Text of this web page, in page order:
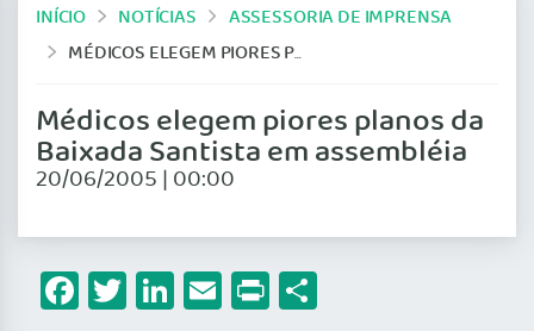
INÍCIO NOTÍCIAS
ASSESSORIA DE IMPRENSA
MÉDICOS ELEGEM PIORES PLANOS DA BAIXADA SANTISTA EM ASSEMBLÉIA
Médicos elegem piores planos da
Baixada Santista em assembléia
20/06/2005 | 00:00
Facebook
Twitter
LinkedIn
Email
Print